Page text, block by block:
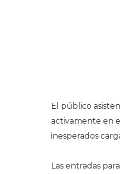
El público
activamente en
inesperados
Las entradas